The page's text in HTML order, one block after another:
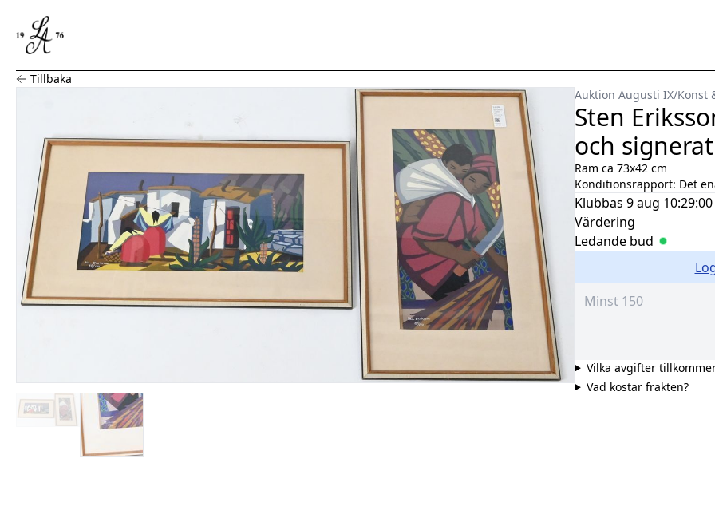
Sten Eriksson, 2 grafiska blad, numrerat och signerat
Tillbaka
Auktion Augusti IX/Konst
Sten
och signerat
Ram ca 73x42 cm
Konditionsrapport: Det
Klubbas 9 aug 10:29:00
Värdering
Ledande bud
Vilka avgifter
Vad kostar frakten?